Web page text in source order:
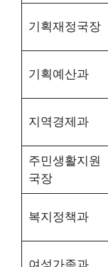
기획재정국장
기획예산과
지역경제과
주민생활지원
국장
복지정책과
여성가족과